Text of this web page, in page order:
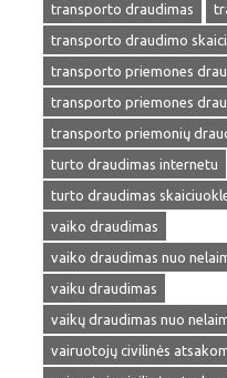
transporto draudimas
transporto draudimo
transporto priemones
transporto priemones
transporto priemonių
turto draudimas internetu
turto draudimas
vaiko draudimas
vaiko draudimas nuo
vaiku draudimas
vaikų draudimas nuo
vairuotojų civilinės